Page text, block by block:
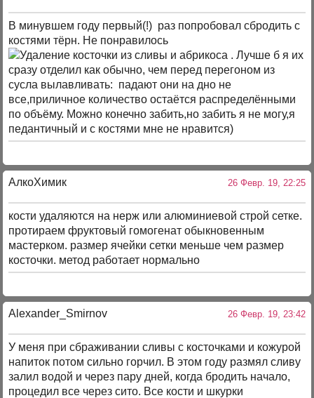
В минувшем году первый(!) раз попробовал сбродить с
костями тёрн. Не понравилось
. Лучше б я их
сразу отделил как обычно, чем перед перегоном из
сусла вылавливать: падают они на дно не
все,приличное количество остаётся распределёнными
по объёму. Можно конечно забить,но забить я не могу,я
педантичный и с костями мне не нравится)
АлкоХимик 26 Февр. 19, 22:25
кости удаляются на нерж или алюминиевой строй сетке.
протираем фруктовый гомогенат обыкновенным
мастерком. размер ячейки сетки меньше чем размер
косточки. метод работает нормально
Alexander_Smirnov 26 Февр. 19, 23:42
У меня при сбраживании сливы с косточками и кожурой
напиток потом сильно горчил. В этом году размял сливу
залил водой и через пару дней, когда бродить начало,
процедил все через сито. Все кости и шкурки